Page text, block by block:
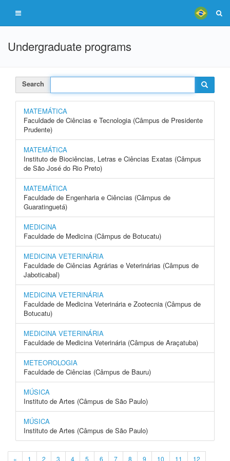
Undergraduate programs
Search
MATEMÁTICA
Faculdade de Ciências e Tecnologia (Câmpus de Presidente
Prudente)
MATEMÁTICA
Instituto de Biociências, Letras e Ciências Exatas (Câmpus
de São José do Rio Preto)
MATEMÁTICA
Faculdade de Engenharia e Ciências (Câmpus de
Guaratinguetá)
MEDICINA
Faculdade de Medicina (Câmpus de Botucatu)
MEDICINA VETERINÁRIA
Faculdade de Ciências Agrárias e Veterinárias (Câmpus de
Jaboticabal)
MEDICINA VETERINÁRIA
Faculdade de Medicina Veterinária e Zootecnia (Câmpus de
Botucatu)
MEDICINA VETERINÁRIA
Faculdade de Medicina Veterinária (Câmpus de Araçatuba)
METEOROLOGIA
Faculdade de Ciências (Câmpus de Bauru)
MÚSICA
Instituto de Artes (Câmpus de São Paulo)
MÚSICA
Instituto de Artes (Câmpus de São Paulo)
« 1 2 3 4 5 6 7 8 9 10 11 12